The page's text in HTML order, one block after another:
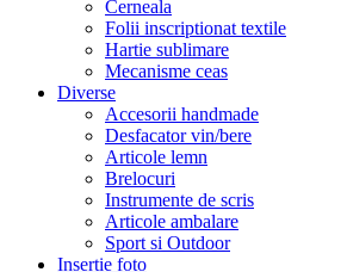
Cerneala
Folii inscriptionat textile
Hartie sublimare
Mecanisme ceas
Diverse
Accesorii handmade
Desfacator vin/bere
Articole lemn
Brelocuri
Instrumente de scris
Articole ambalare
Sport si Outdoor
Insertie foto